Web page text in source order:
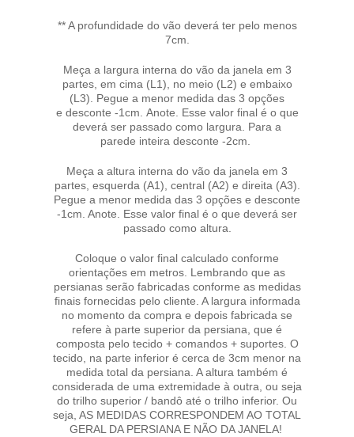
** A profundidade do vão deverá ter pelo menos
7cm.
Meça a largura interna do vão da janela em 3
partes, em cima (L1), no meio (L2) e embaixo
(L3). Pegue a menor medida das 3 opções
e desconte -1cm. Anote. Esse valor final é o que
deverá ser passado como largura. Para a
parede inteira desconte -2cm.
Meça a altura interna do vão da janela em 3
partes, esquerda (A1), central (A2) e direita (A3).
Pegue a menor medida das 3 opções e desconte
-1cm. Anote. Esse valor final é o que deverá ser
passado como altura.
Coloque o valor final calculado conforme
orientações em metros. Lembrando que as
persianas serão fabricadas conforme as medidas
finais fornecidas pelo cliente. A largura informada
no momento da compra e depois fabricada se
refere à parte superior da persiana, que é
composta pelo tecido + comandos + suportes. O
tecido, na parte inferior é cerca de 3cm menor na
medida total da persiana. A altura também é
considerada de uma extremidade à outra, ou seja
do trilho superior / bandô até o trilho inferior. Ou
seja, AS MEDIDAS CORRESPONDEM AO TOTAL
GERAL DA PERSIANA E NÃO DA JANELA!